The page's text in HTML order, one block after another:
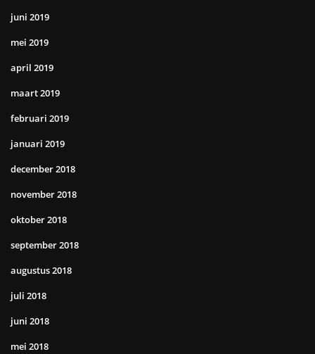
juni 2019
mei 2019
april 2019
maart 2019
februari 2019
januari 2019
december 2018
november 2018
oktober 2018
september 2018
augustus 2018
juli 2018
juni 2018
mei 2018